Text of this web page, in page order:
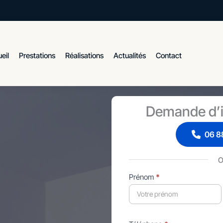
Prestations Réalisations Actualités Contact
Demande
06
Formulaire
simple
avec
Prénom *